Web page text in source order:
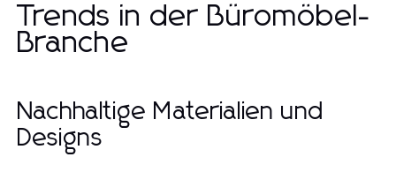
Trends in der Büromöbel-
Branche
Nachhaltige Materialien und
Designs